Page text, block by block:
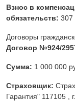
Взнос в
обязательств: 307
Договоры
Договор №924/
Сумма: 1 000 000
Страховщик:
Гарантия" 117105 ,